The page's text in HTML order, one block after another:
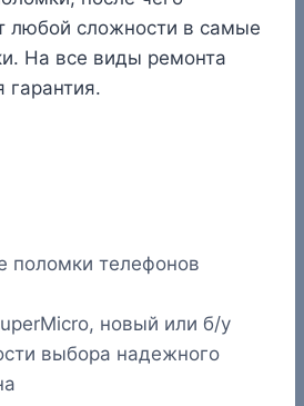
любой сложности в самые
На все виды ремонта
гарантия.
поломки телефонов
новый или б/у
выбора надежного